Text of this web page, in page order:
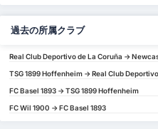
過去の所属クラブ
Real Club Deportivo de La Coruña ->
TSG 1899 Hoffenheim -> Real Club
FC Basel 1893 -> TSG 1899 Hoffenheim
FC Wil 1900 -> FC Basel 1893